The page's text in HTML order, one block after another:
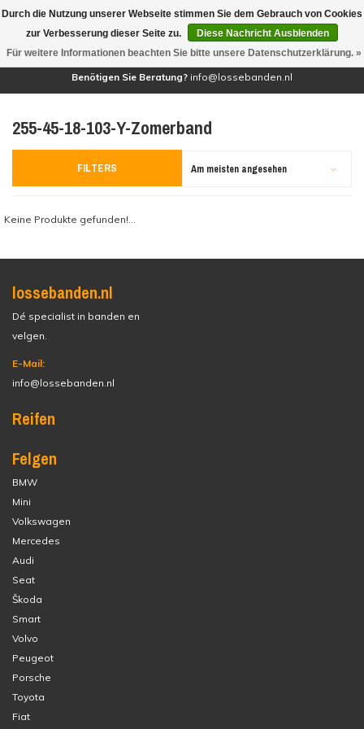
(0)
Benötigen Sie Beratung? info@lossebanden.nl
255-45-18-103-Y-Zomerband
FILTERS Am meisten angesehen
Keine Produkte gefunden!...
lossebanden.nl
Dé specialist in banden en
velgen.
E-Mail:
info@lossebanden.nl
Reifen
Felgen
BMW
Mini
Volkswagen
Mercedes
Audi
Seat
Škoda
Smart
Volvo
Peugeot
Porsche
Toyota
Fiat
Durch die Nutzung unserer Webseite stimmen Sie dem Gebrauch von Cookies
zur Verbesserung dieser Seite zu.
Diese Nachricht Ausblenden
Für weitere Informationen beachten Sie bitte unsere Datenschutzerklärung. »